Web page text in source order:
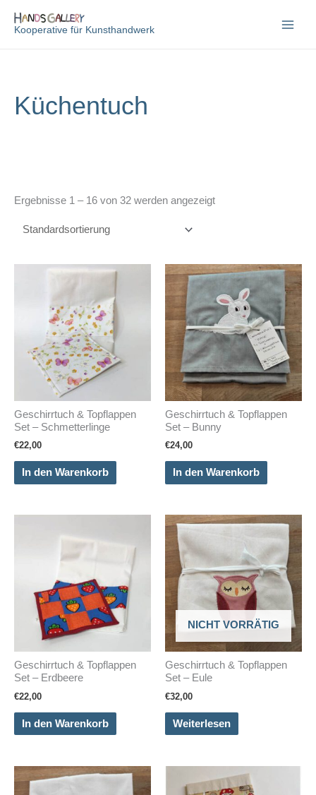
InhaltKooperative für Kunsthandwerk
Küchentuch
Ergebnisse 1 – 16 von 32 werden angezeigt
Geschirrtuch & Topflappen
Set – Schmetterlinge
€22,00
In den Warenkorb
Geschirrtuch & Topflappen
Set – Bunny
€24,00
In den Warenkorb
Geschirrtuch & Topflappen
Set – Erdbeere
€22,00
In den Warenkorb
NICHT VORRÄTIG
Geschirrtuch & Topflappen
Set – Eule
€32,00
Weiterlesen